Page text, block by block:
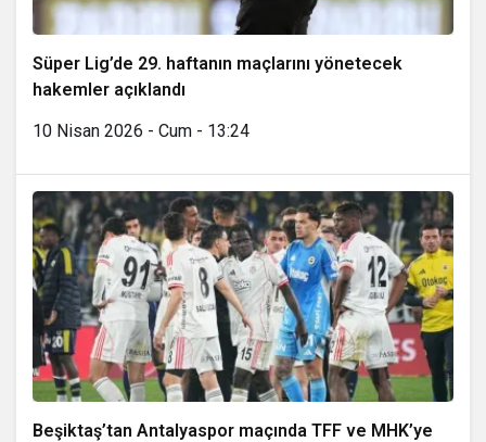
Süper Lig’de 29. haftanın maçlarını yönetecek
hakemler açıklandı
10 Nisan 2026 - Cum - 13:24
Beşiktaş’tan Antalyaspor maçında TFF ve MHK’ye